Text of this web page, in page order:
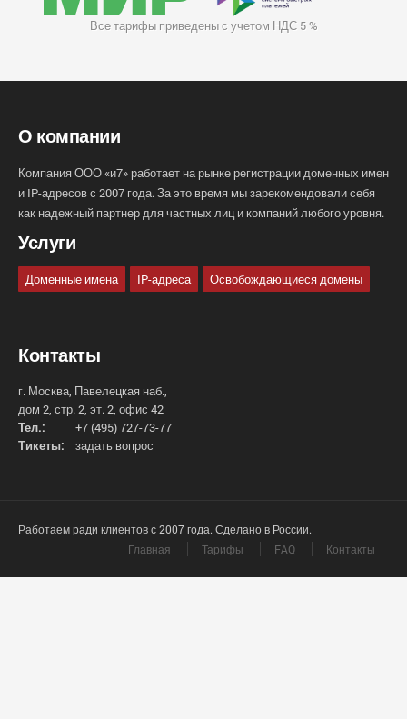
Все тарифы приведены с учетом НДС 5 %
О компании
Компания ООО «и7» работает на рынке регистрации доменных имен
и IP-адресов с 2007 года. За это время мы зарекомендовали себя
как надежный партнер для частных лиц и компаний любого уровня.
Услуги
Доменные имена IP-адреса Освобождающиеся домены
Контакты
г. Москва, Павелецкая наб.,
дом 2, стр. 2, эт. 2, офис 42
Тел.:
+7 (495) 727-73-77
Тикеты:
задать вопрос
Работаем ради клиентов с 2007 года. Сделано в России.
Главная
Тарифы FAQ Контакты